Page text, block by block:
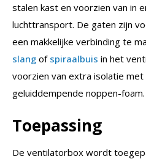
stalen kast en voorzien van in
luchttransport. De gaten zijn
een makkelijke verbinding te
slang of spiraalbuis in het
voorzien van extra isolatie met
geluiddempende noppen-foam.
Toepassing
De ventilatorbox wordt